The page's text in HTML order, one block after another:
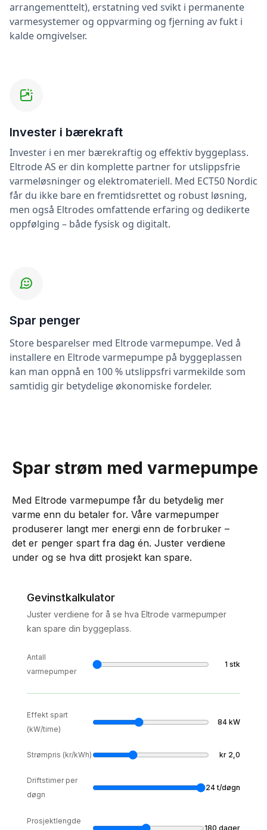
arrangementtelt), erstatning ved svikt i permanente
varmesystemer og oppvarming og fjerning av fukt i
kalde omgivelser.
Invester i bærekraft
Invester i en mer bærekraftig og effektiv byggeplass.
Eltrode AS er din komplette partner for utslippsfrie
varmeløsninger og elektromateriell. Med ECT50 Nordic
får du ikke bare en fremtidsrettet og robust løsning,
men også Eltrodes omfattende erfaring og dedikerte
oppfølging – både fysisk og digitalt.
Spar penger
Store besparelser med Eltrode varmepumpe. Ved å
installere en Eltrode varmepumpe på byggeplassen
kan man oppnå en 100 % utslippsfri varmekilde som
samtidig gir betydelige økonomiske fordeler.
Spar strøm med varmepumpe
Med Eltrode varmepumpe får du betydelig mer
varme enn du betaler for. Våre varmepumper
produserer langt mer energi enn de forbruker –
det er penger spart fra dag én. Juster verdiene
under og se hva ditt prosjekt kan spare.
Gevinstkalkulator
Juster verdiene for å se hva Eltrode varmepumper
kan spare din byggeplass.
Antall
varmepumper
1 stk
Effekt spart
(kW/time)
84 kW
Strømpris (kr/kWh) kr 2,0
Driftstimer per
døgn
24t/døgn
Prosjektlengde
180 dager